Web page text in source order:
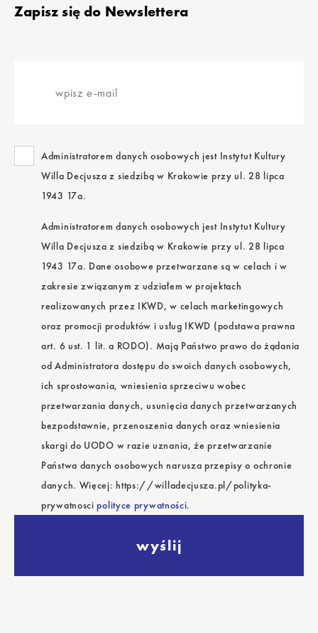
StopkaZapisz się do Newslettera
Administratorem danych osobowych jest Instytut Kultury
Willa Decjusza z siedzibą w Krakowie przy ul. 28 lipca
1943 17a.
Administratorem danych osobowych jest Instytut Kultury
Willa Decjusza z siedzibą w Krakowie przy ul. 28 lipca
1943 17a. Dane osobowe przetwarzane są w celach i w
zakresie związanym z udziałem w projektach
realizowanych przez IKWD, w celach marketingowych
oraz promocji produktów i usług IKWD (podstawa prawna
art. 6 ust. 1 lit. a RODO). Mają Państwo prawo do żądania
od Administratora dostępu do swoich danych osobowych,
ich sprostowania, wniesienia sprzeciwu wobec
przetwarzania danych, usunięcia danych przetwarzanych
bezpodstawnie, przenoszenia danych oraz wniesienia
skargi do UODO w razie uznania, że przetwarzanie
Państwa danych osobowych narusza przepisy o ochronie
danych. Więcej: https://willadecjusza.pl/polityka-
prywatnoscipolityce prywatności.
wyślij